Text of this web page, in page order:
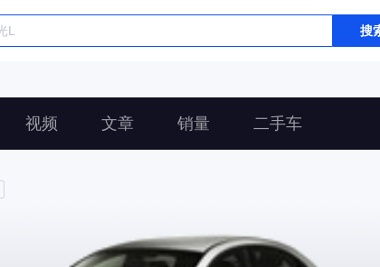
搜
视频 文章 销量 二手车